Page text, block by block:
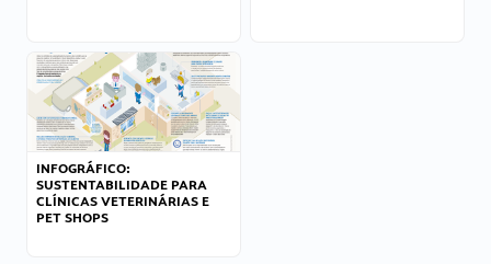
INFOGRÁFICO:
SUSTENTABILIDADE PARA
CLÍNICAS VETERINÁRIAS E
PET SHOPS